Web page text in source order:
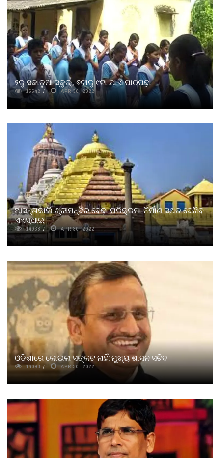
୨ରୁ ସକାଳୁଆ ସ୍କୁଲ୍‌, ୬ଟାରୁ ୯ଟା ଯାଏ ପାଠପଢ଼ା
15542 APR 30, 2022
ଆସନ୍ତାକାଲି ଶ୍ରୀମନ୍ଦିର ବେଢ଼ା ପରିକ୍ରମା ନିର୍ମାଣ ସ୍ଥଳ ଦେଖିବ
ଏଏସ୍‌ଆଇ
14938 APR 30, 2022
ଓଡିଶାରେ କୋଇଲା ସଙ୍କଟ ନାହିଁ: ମୁଖ୍ୟ ଶାସନ ସଚିବ
14093 APR 30, 2022